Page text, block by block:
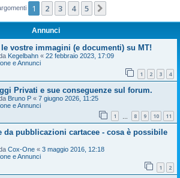
1 2 3 4 5
Annunci
vostre immagini (e documenti) su MT!
Kegelbahn « 22 febbraio 2023, 17:09
e Annunci
1 2 3 4
Privati e sue conseguenze sul forum.
Bruno P « 7 giugno 2026, 11:25
e Annunci
1 8 9 10 11
da pubblicazioni cartacee - cosa è possibile
Cox-One « 3 maggio 2016, 12:18
e Annunci
1 2